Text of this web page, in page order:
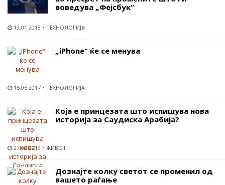
воведува „Фејсбук“
13.01.2018 ТЕХНОЛОГИЈА
„iPhone“ ќе се менува
15.05.2017 ТЕХНОЛОГИЈА
Која е принцезата што испишува нова
историја за Саудиска Арабија?
27.02.2019 ЖИВОТ
Дознајте колку светот се променил од
вашето раѓање